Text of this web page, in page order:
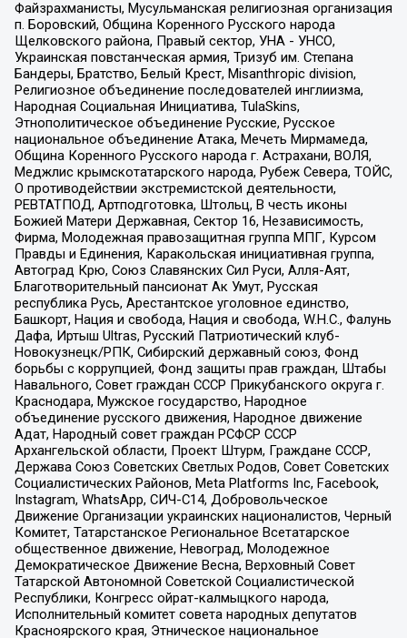
Файзрахманисты, Мусульманская религиозная организация
п. Боровский, Община Коренного Русского народа
Щелковского района, Правый сектор, УНА - УНСО,
Украинская повстанческая армия, Тризуб им. Степана
Бандеры, Братство, Белый Крест, Misanthropic division,
Религиозное объединение последователей инглиизма,
Народная Социальная Инициатива, TulaSkins,
Этнополитическое объединение Русские, Русское
национальное объединение Атака, Мечеть Мирмамеда,
Община Коренного Русского народа г. Астрахани, ВОЛЯ,
Меджлис крымскотатарского народа, Рубеж Севера, ТОЙС,
О противодействии экстремистской деятельности,
РЕВТАТПОД, Артподготовка, Штольц, В честь иконы
Божией Матери Державная, Сектор 16, Независимость,
Фирма, Молодежная правозащитная группа МПГ, Курсом
Правды и Единения, Каракольская инициативная группа,
Автоград Крю, Союз Славянских Сил Руси, Алля-Аят,
Благотворительный пансионат Ак Умут, Русская
республика Русь, Арестантское уголовное единство,
Башкорт, Нация и свобода, Нация и свобода, W.H.С., Фалунь
Дафа, Иртыш Ultras, Русский Патриотический клуб-
Новокузнецк/РПК, Сибирский державный союз, Фонд
борьбы с коррупцией, Фонд защиты прав граждан, Штабы
Навального, Совет граждан СССР Прикубанского округа г.
Краснодара, Мужское государство, Народное
объединение русского движения, Народное движение
Адат, Народный совет граждан РСФСР СССР
Архангельской области, Проект Штурм, Граждане СССР,
Держава Союз Советских Светлых Родов, Совет Советских
Социалистических Районов, Meta Platforms Inc, Facebook,
Instagram, WhatsApp, СИЧ-С14, Добровольческое
Движение Организации украинских националистов, Черный
Комитет, Татарстанское Региональное Всетатарское
общественное движение, Невоград, Молодежное
Демократическое Движение Весна, Верховный Совет
Татарской Автономной Советской Социалистической
Республики, Конгресс ойрат-калмыцкого народа,
Исполнительный комитет совета народных депутатов
Красноярского края, Этническое национальное